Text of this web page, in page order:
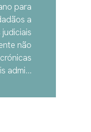
para
a
não
admi...